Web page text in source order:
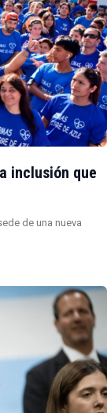
inclusión que
de una nueva